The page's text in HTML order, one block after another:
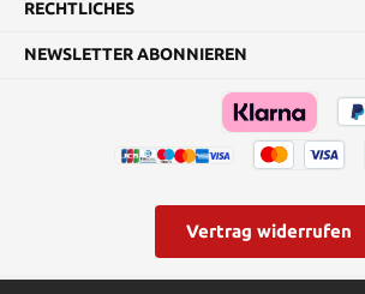
RECHTLICHES
NEWSLETTER ABONNIEREN
Vertrag widerrufen